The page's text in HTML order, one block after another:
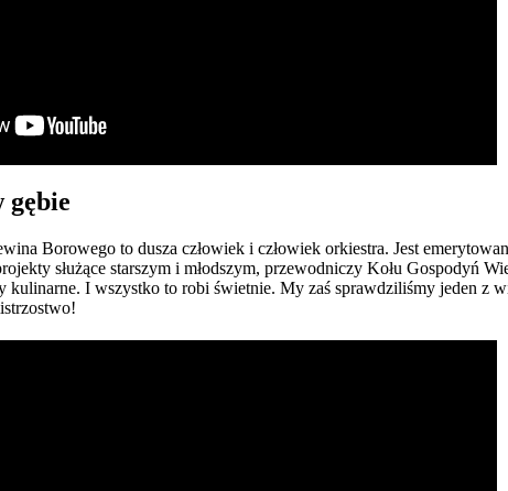
gębie
Borowego to dusza człowiek i człowiek orkiestra. Jest
służące starszym i młodszym, przewodniczy Kołu Gospodyń
I wszystko to robi świetnie. My zaś sprawdziliśmy jeden z